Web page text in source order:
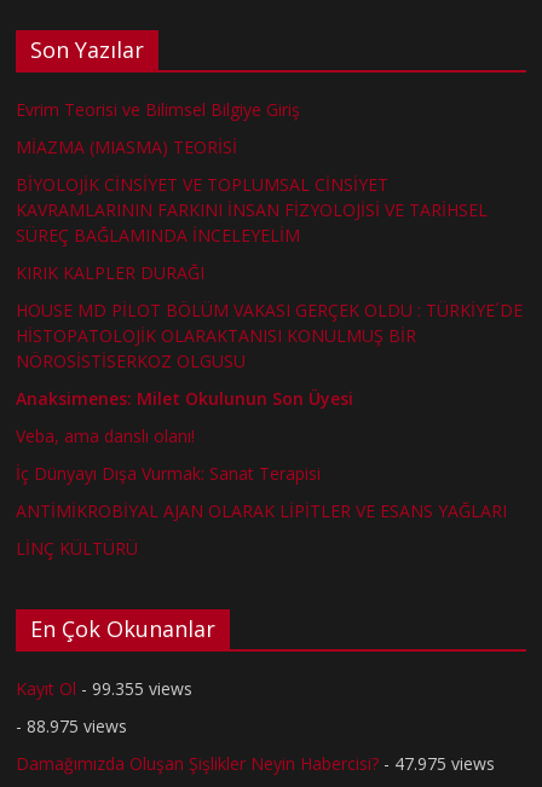
Son Yazılar
Evrim Teorisi ve Bilimsel Bilgiye Giriş
MİAZMA (MIASMA) TEORİSİ
BİYOLOJİK CİNSİYET VE TOPLUMSAL CİNSİYET
KAVRAMLARININ FARKINI İNSAN FİZYOLOJİSİ VE TARİHSEL
SÜREÇ BAĞLAMINDA İNCELEYELİM
KIRIK KALPLER DURAĞI
HOUSE MD PİLOT BÖLÜM VAKASI GERÇEK OLDU : TÜRKİYE´DE
HİSTOPATOLOJİK OLARAKTANISI KONULMUŞ BİR
NÖROSİSTİSERKOZ OLGUSU
Anaksimenes: Milet Okulunun Son Üyesi
Veba, ama danslı olanı!
İç Dünyayı Dışa Vurmak: Sanat Terapisi
ANTİMİKROBİYAL AJAN OLARAK LİPİTLER VE ESANS YAĞLARI
LİNÇ KÜLTÜRÜ
En Çok Okunanlar
Kayıt Ol - 99.355 views
- 88.975 views
Damağımızda Oluşan Şişlikler Neyin Habercisi? - 47.975 views